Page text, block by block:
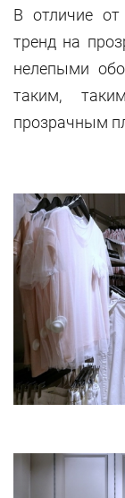
В отличие
тренд на
нелепыми
таким,
прозрачным